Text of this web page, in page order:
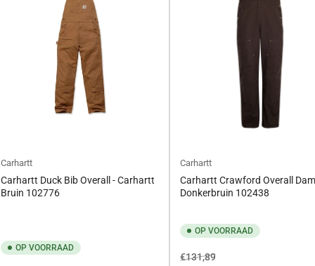
Carhartt
Carhartt Duck Bib Overall - Carhartt
Bruin 102776
OP VOORRAAD
Carhartt
Carhartt Crawford Overall
Donkerbruin 102438
OP VOORRAAD
Normale
€131,89Aanbiedingsprijs